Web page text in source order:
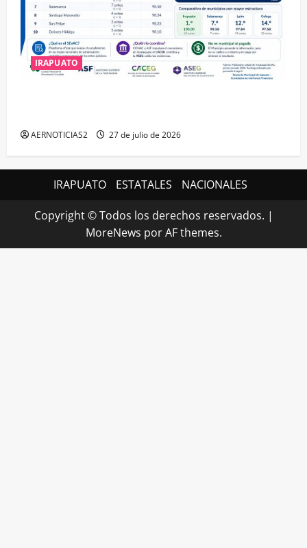
IRAPUATO
AERNOTICIAS2 27 de julio de 2026
IRAPUATO ESTATALES NACIONALES
Copyright © Todos los derechos reservados. |
MoreNews por AF themes.